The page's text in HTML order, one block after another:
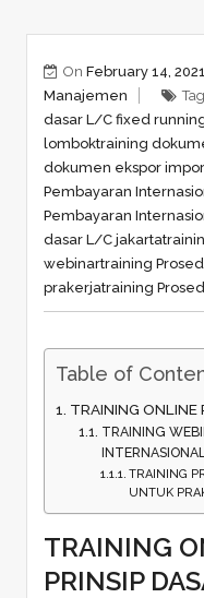
On February 14, 2021
Manajemen
dasar L/C fixed
lomboktraining
dokumen ekspor
Pembayaran
Pembayaran
dasar L/C jakarta
webinartraining
prakerjatraining
Table of
TRAINING
TRAINING
TRAINING
UNTUK
TRAINING
PRINSIP